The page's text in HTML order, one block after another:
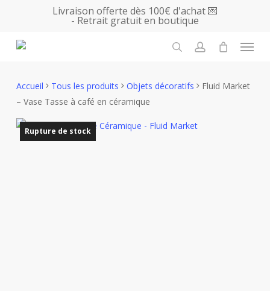
main
Livraison offerte dès 100€ d'achat 💌
- Retrait gratuit en boutique
Menu
Accueil Tous les produits Objets décoratifs
Fluid Market
– Vase Tasse à café en céramique
Rupture de stock